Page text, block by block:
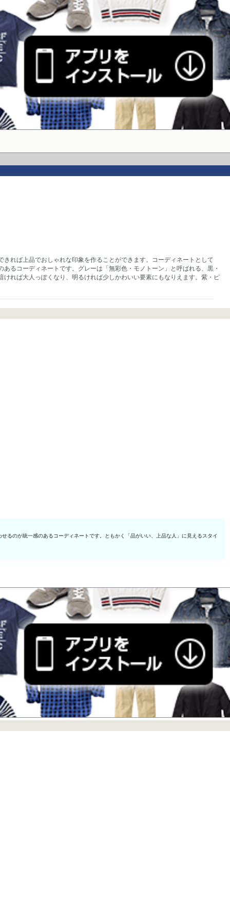
れば上品でおしゃれな印象を作ることができます。コーディネートとして
るコーディネートです。グレーは「無彩色・モノトーン」と呼ばれる、黒・
れば大人っぽくなり、明るければ少しかわいい要素にもなりえます。紫・ピ
るのが統一感のあるコーディネートです。ともかく「品がいい、上品な人」に見えるスタイ